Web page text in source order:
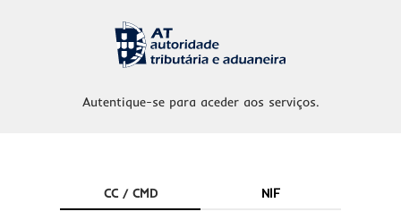
Autentique-se para aceder aos serviços.
CC / CMD NIF